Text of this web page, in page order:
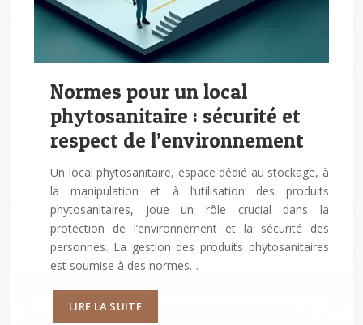
Normes pour un local
phytosanitaire : sécurité et
respect de l’environnement
Un local phytosanitaire, espace dédié au stockage, à
la manipulation et à l’utilisation des produits
phytosanitaires, joue un rôle crucial dans la
protection de l’environnement et la sécurité des
personnes. La gestion des produits phytosanitaires
est soumise à des normes…
LIRE LA SUITE